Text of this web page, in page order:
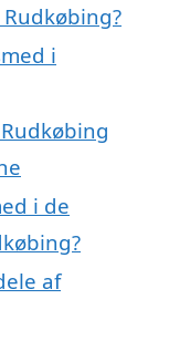
i
i de
af